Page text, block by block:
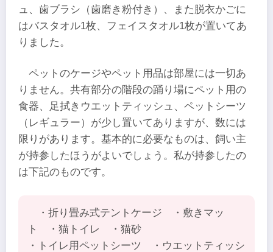
ュ、歯ブラシ（歯磨き粉付き）、また脱衣かごに
はバスタオル1枚、フェイスタオル1枚が置いてあ
りました。
ペットのケージやペット用品は部屋には一切あ
りません。共有部分の階段の踊り場にペット用の
食器、足拭きウエットティッシュ、ペットシーツ
（レギュラー）が少し置いてありますが、数には
限りがあります。基本的に必要なものは、飼い主
が持参したほうがよいでしょう。私が持参したの
は下記のものです。
・折り畳み式テントケージ ・敷きマッ
ト ・猫トイレ ・猫砂
・トイレ用ペットシーツ ・ウエットティッシ